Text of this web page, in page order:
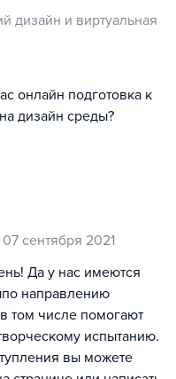
дизайн и виртуальная
онлайн подготовка к
дизайн среды?
07 сентября 2021
Да у нас имеются
направлению
том числе помогают
испытанию.
вы можете